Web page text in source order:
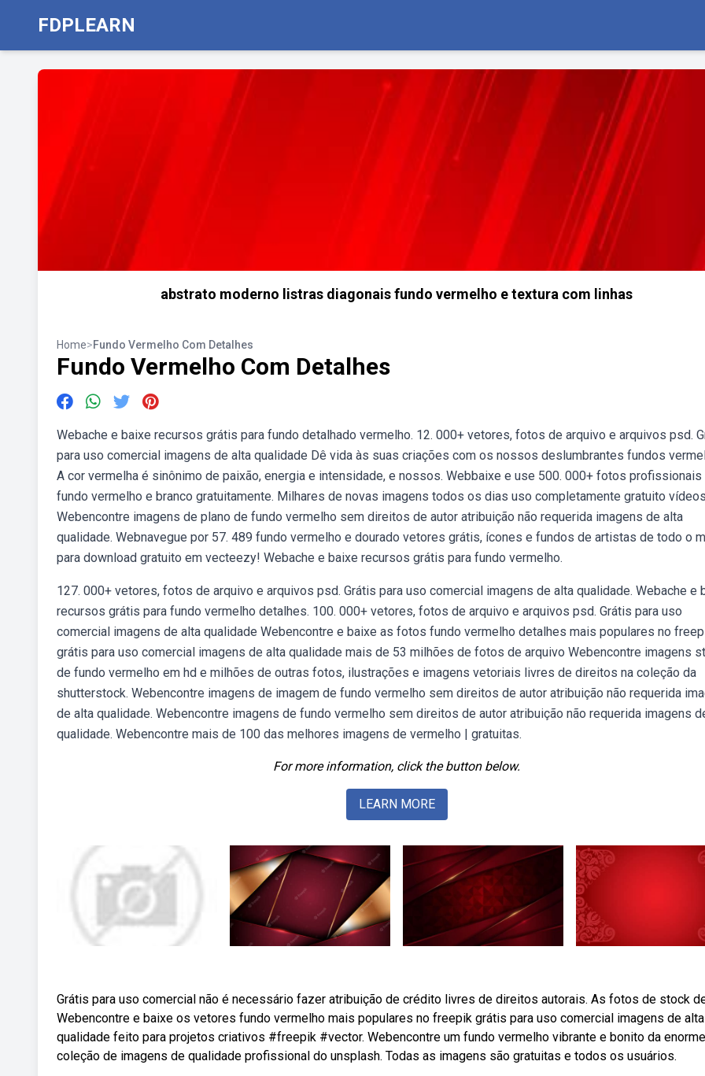
FDPLEARN
abstrato moderno listras diagonais fundo vermelho e textura com linhas
Home>Fundo Vermelho Com Detalhes
Fundo Vermelho Com Detalhes
Webache e baixe recursos grátis para fundo detalhado vermelho. 12. 000+ vetores, fotos de arquivo e arquivos psd.
para uso comercial imagens de alta qualidade Dê vida às suas criações com os nossos deslumbrantes fundos
A cor vermelha é sinônimo de paixão, energia e intensidade, e nossos. Webbaixe e use 500. 000+ fotos profissionais
fundo vermelho e branco gratuitamente. Milhares de novas imagens todos os dias uso completamente gratuito
Webencontre imagens de plano de fundo vermelho sem direitos de autor atribuição não requerida imagens de alta
qualidade. Webnavegue por 57. 489 fundo vermelho e dourado vetores grátis, ícones e fundos de artistas de todo o
para download gratuito em vecteezy! Webache e baixe recursos grátis para fundo vermelho.
127. 000+ vetores, fotos de arquivo e arquivos psd. Grátis para uso comercial imagens de alta qualidade. Webache e
recursos grátis para fundo vermelho detalhes. 100. 000+ vetores, fotos de arquivo e arquivos psd. Grátis para uso
comercial imagens de alta qualidade Webencontre e baixe as fotos fundo vermelho detalhes mais populares no
grátis para uso comercial imagens de alta qualidade mais de 53 milhões de fotos de arquivo Webencontre imagens
de fundo vermelho em hd e milhões de outras fotos, ilustrações e imagens vetoriais livres de direitos na coleção da
shutterstock. Webencontre imagens de imagem de fundo vermelho sem direitos de autor atribuição não requerida
de alta qualidade. Webencontre imagens de fundo vermelho sem direitos de autor atribuição não requerida imagens
qualidade. Webencontre mais de 100 das melhores imagens de vermelho | gratuitas.
For more information, click the button below.
LEARN MORE
Grátis para uso comercial não é necessário fazer atribuição de crédito livres de direitos autorais. As fotos de stock
Webencontre e baixe os vetores fundo vermelho mais populares no freepik grátis para uso comercial imagens de alta
qualidade feito para projetos criativos #freepik #vector. Webencontre um fundo vermelho vibrante e bonito da enorme
coleção de imagens de qualidade profissional do unsplash. Todas as imagens são gratuitas e todos os usuários.